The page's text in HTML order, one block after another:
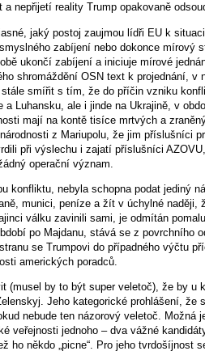
a nepřijetí reality Trump opakovaně
jaký postoj zaujmou lídři EU k
zabíjení nebo dokonce mírový
ukončí zabíjení a iniciuje mírové
shromáždění OSN text k projednání, v
smířit s tím, že do příčin vzniku
a Luhansku, ale i jinde na Ukrajině, v
mají na kontě tisíce mrtvých a
z Mariupolu, že jim příslušníci
při výslechu i zajatí příslušníci
operační význam.
konfliktu, nebyla schopna podat jediný
munici, peníze a žít v úchylné naději,
válku zavinili sami, je odmítán
po Majdanu, stává se z povrchního
se Trumpovi do případného výčtu
amerických poradců.
(musel by to být super veletoč), že by u
Jeho kategorické prohlášení, že
nebude ten názorový veletoč. Možná
veřejnosti jednoho – dva vážné
ho někdo „picne“. Pro jeho